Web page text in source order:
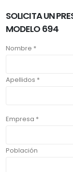
SOLICITA UN
MODELO 694
Nombre *
Apellidos *
Empresa *
Población